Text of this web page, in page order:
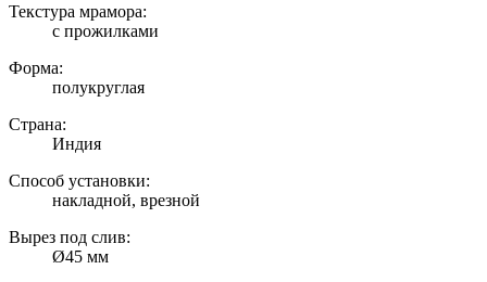
Текстура мрамора:
с прожилками
Форма:
полукруглая
Страна:
Индия
Способ установки:
накладной, врезной
Вырез под слив:
Ø45 мм